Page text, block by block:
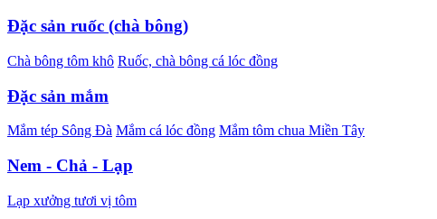
Đặc sản ruốc (chà bông)
Chà bông tôm khô Ruốc, chà bông cá lóc đồng
Đặc sản mắm
Mắm tép Sông Đà Mắm cá lóc đồng Mắm tôm chua Miền Tây
Nem - Chả - Lạp
Lạp xưởng tươi vị tôm